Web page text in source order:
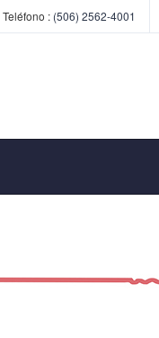
Teléfono : (506) 2562-4001